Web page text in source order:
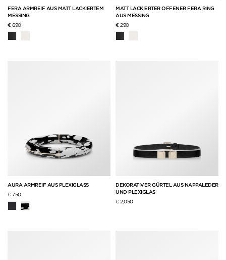
FERA ARMREIF AUS MATT LACKIERTEM
MESSING
€ 690
MATT LACKIERTER OFFENER FERA RING
AUS MESSING
€ 290
AURA ARMREIF AUS PLEXIGLASS
€ 750
DEKORATIVER GÜRTEL AUS NAPPALEDER
UND PLEXIGLAS
€ 2,050